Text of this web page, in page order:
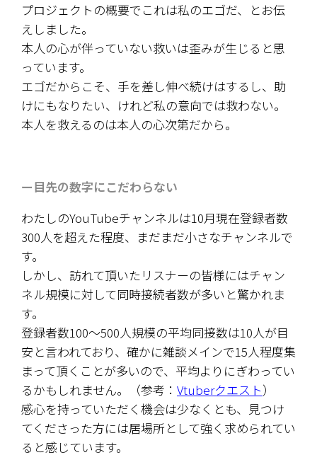
プロジェクトの概要でこれは私のエゴだ、とお伝
えしました。
本人の心が伴っていない救いは歪みが生じると思
っています。
エゴだからこそ、手を差し伸べ続けはするし、助
けにもなりたい、けれど私の意向では救わない。
本人を救えるのは本人の心次第だから。
ー目先の数字にこだわらない
わたしのYouTubeチャンネルは10月現在登録者数
300人を超えた程度、まだまだ小さなチャンネルで
す。
しかし、訪れて頂いたリスナーの皆様にはチャン
ネル規模に対して同時接続者数が多いと驚かれま
す。
登録者数100～500人規模の平均同接数は10人が目
安と言われており、確かに雑談メインで15人程度集
まって頂くことが多いので、平均よりにぎわってい
るかもしれません。（参考： Vtuberクエスト）
感心を持っていただく機会は少なくとも、見つけ
てくださった方には居場所として強く求められてい
ると感じています。